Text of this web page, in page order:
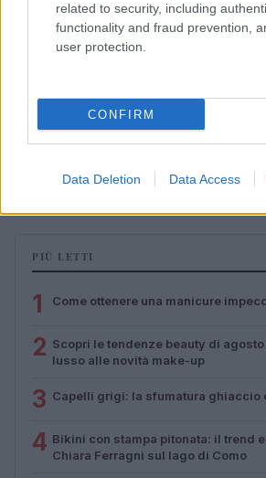
related to security, including
functionality and fraud prevention,
user protection.
CONFIRM
Data Deletion Data Access
Come preservare il colore dei
Cristian Castiglioni · 6 Ago 2026
PIÙ LETTI
1 Come ottenere una manicure
2 Scopri le tendenze beauty di
lusso alle novità make-up
3 Capelli grigi: la sfumatura ghiaccio
4 Bikini con stampa pitonata: il trend
Chiara Ferragni sul lago di Como